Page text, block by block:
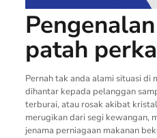
patah
Pernah tak anda alami situasi di
dihantar kepada pelanggan
terburai, atau rosak akibat
merugikan dari segi kewangan,
jenama perniagaan makanan